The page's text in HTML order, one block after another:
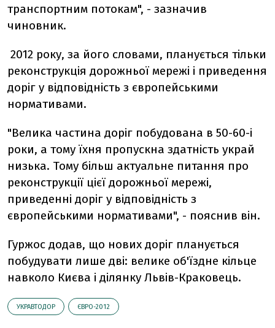
транспортним потокам", - зазначив
чиновник.
2012 року, за його словами, планується тільки
реконструкція дорожньої мережі і приведення
доріг у відповідність з європейськими
нормативами.
"Велика частина доріг побудована в 50-60-і
роки, а тому їхня пропускна здатність украй
низька. Тому більш актуальне питання про
реконструкції цієї дорожньої мережі,
приведенні доріг у відповідність з
європейськими нормативами", - пояснив він.
Гуржос додав, що нових доріг планується
побудувати лише дві: велике об'їздне кільце
навколо Києва і ділянку Львів-Краковець.
УКРАВТОДОР ЄВРО-2012